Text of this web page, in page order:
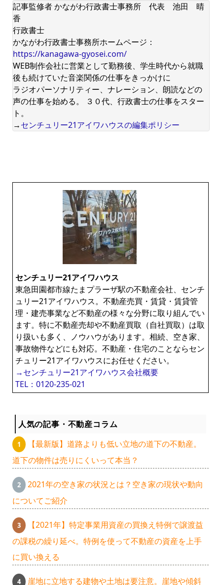
記事監修者 かながわ行政書士事務所 代表 池田 晴
香
行政書士
かながわ行政書士事務所ホームページ：
https://kanagawa-gyosei.com/
WEB制作会社に営業として勤務後、学生時代から就職
後も続けていた音楽関係の仕事をきっかけに
ラジオパーソナリティー、ナレーション、朗読などの
声の仕事を始める。 ３０代、行政書士の仕事をスター
ト。
→センチュリー21アイワハウスの編集ポリシー
センチュリー21アイワハウス
東急田園都市線たまプラーザ駅の不動産会社、センチ
ュリー21アイワハウス。不動産売買・賃貸・賃貸管
理・建売事業など不動産の様々な分野に取り組んでい
ます。特に不動産売却や不動産買取（自社買取）は取
り扱いも多く、ノウハウがあります。相続、空き家、
事故物件などにも対応。不動産・住宅のことならセン
チュリー21アイワハウスにお任せください。
→センチュリー21アイワハウス会社概要
TEL：0120-235-021
人気の記事・不動産コラム
【最新版】道路よりも低い立地の道下の不動産。
道下の物件は売りにくいって本当？
2021年の空き家の状況とは？空き家の現状や動向
についてご紹介
【2021年】特定事業用資産の買換え特例で譲渡益
の課税の繰り延べ。特例を使って不動産の資産を上手
に買い換える
崖地に立地する建物や土地は要注意。崖地や傾斜